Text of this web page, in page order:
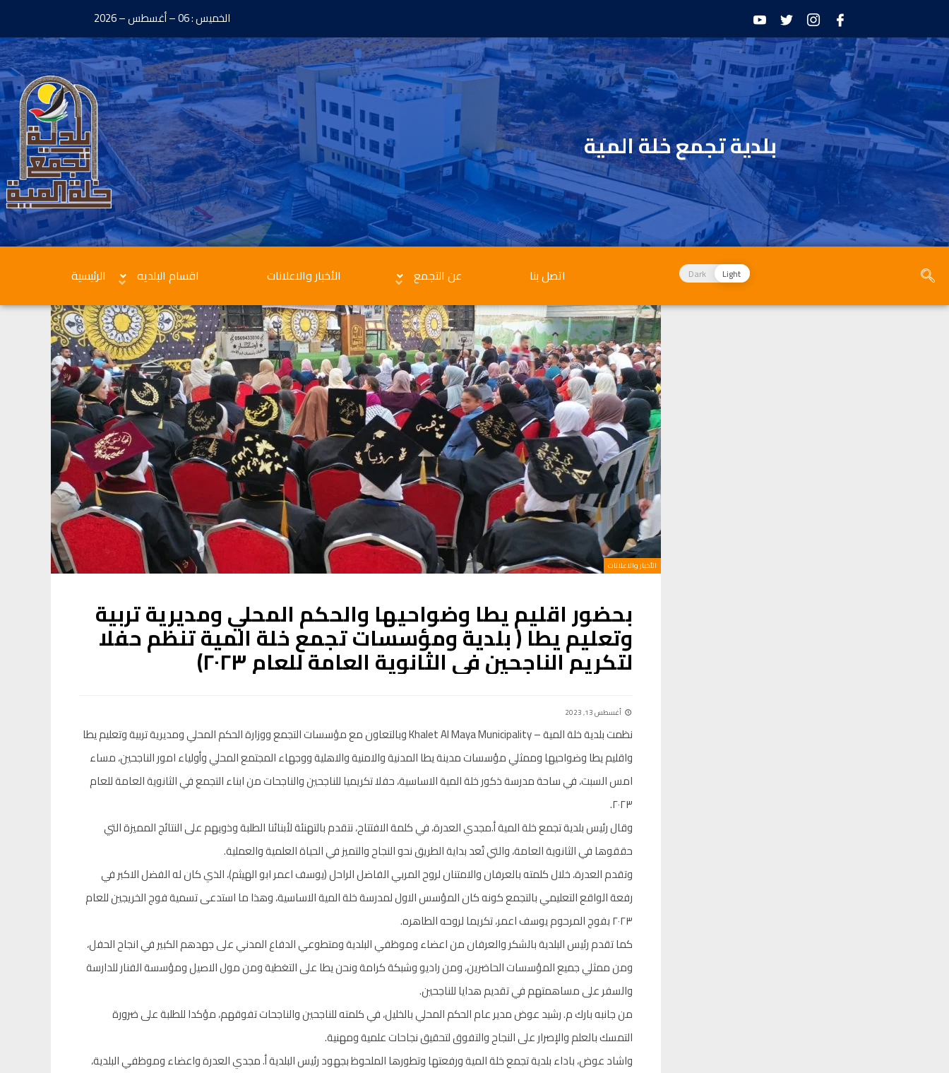
الخميس : 06 – أغسطس – 2026
بلدية تجمع خلة المية
Light
Dark اتصل بنا عن التجمع الأخبار والاعلانات اقسام البلديه الرئيسية
الأخبار والاعلانات
بحضور اقليم يطا وضواحيها والحكم المحلي ومديرية تربية
وتعليم يطا ( بلدية ومؤسسات تجمع خلة المية تنظم حفلا
لتكريم الناجحين في الثانوية العامة للعام ٢٠٢٣)
أغسطس 13, 2023
نظمت بلدية خلة المية – Khalet Al Maya Municipality وبالتعاون مع مؤسسات التجمع ووزارة الحكم المحلي ومديرية تربية وتعليم يطا
واقليم يطا وضواحيها وممثلي مؤسسات مدينة يطا المدنية والامنية والاهلية ووجهاء المجتمع المحلي وأولياء امور الناجحين، مساء
امس السبت، في ساحة مدرسة ذكور خلة المية الاساسية، حفلا تكريميا للناجحين والناجحات من ابناء التجمع في الثانوية العامة للعام
٢٠٢٣.
وقال رئيس بلدية تجمع خلة المية أ.مجدي العدرة، في كلمة الافتتاح، نتقدم بالتهنئة لأبنائنا الطلبة وذويهم على النتائج المميزة التي
حققوها في الثانوية العامة، والتي تُعد بداية الطريق نحو النجاح والتميز في الحياة العلمية والعملية.
وتقدم العدرة، خلال كلمته بالعرفان والامتنان لروح المربي الفاضل الراحل (يوسف اعمر ابو الهيثم)، الذي كان له الفضل الاكبر في
رفعة الواقع التعليمي بالتجمع كونه كان المؤسس الاول لمدرسة خلة المية الاساسية، وهذا ما استدعى تسمية فوج الخريجين للعام
٢٠٢٣ بفوج المرحوم يوسف اعمر، تكريما لروحه الطاهره.
كما تقدم رئيس البلدية بالشكر والعرفان من اعضاء وموظفي البلدية ومتطوعي الدفاع المدني على جهدهم الكبير في انجاح الحفل،
ومن ممثلي جميع المؤسسات الحاضرين، ومن راديو وشبكة كرامة ونحن يطا على التغطية ومن مول الاصيل ومؤسسة الفنار للدارسة
والسفر على مساهمتهم في تقديم هدايا للناجحين.
من جانبه بارك م. رشيد عوض مدير عام الحكم المحلي بالخليل، في كلمته للناجحين والناجحات تفوقهم، مؤكدا للطلبة على ضرورة
التمسك بالعلم والإصرار على النجاح والتفوق لتحقيق نجاحات علمية ومهنية.
واشاد عوض، باداء بلدية تجمع خلة المية ورفعتها وتطورها الملحوظ بجهود رئيس البلدية أ. مجدي العدرة واعضاء وموظفي البلدية،